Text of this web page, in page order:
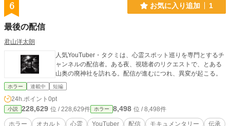
6 お気に入り追加 1
最後の配信
君山洋太朗
人気YouTuber・タクミは、心霊スポット巡りを専門とするチ
ャンネルの配信者。ある夜、視聴者のリクエストで、とある
山奥の廃神社を訪れる。配信が進むにつれ、異変が起こる。
ホラー 連載中 短編
24h.ポイント 0pt
小説 228,629 位 / 228,629件 ホラー 8,498 位 / 8,498件
ホラー オカルト 心霊 YouTuber 配信 モキュメンタリー
伝承